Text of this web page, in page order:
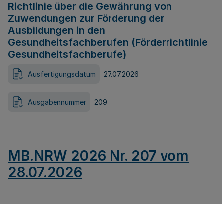
Richtlinie über die Gewährung von
Zuwendungen zur Förderung der
Ausbildungen in den
Gesundheitsfachberufen (Förderrichtlinie
Gesundheitsfachberufe)
Ausfertigungsdatum 27.07.2026
Ausgabennummer 209
MB.NRW 2026 Nr. 207 vom
28.07.2026